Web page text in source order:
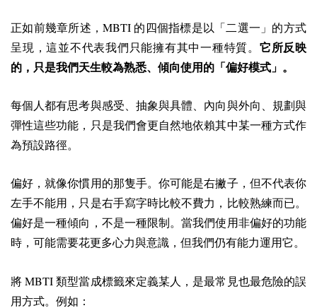
正如前幾章所述，MBTI 的四個指標是以「二選一」的方式
呈現，這並不代表我們只能擁有其中一種特質。 它所反映
的，只是我們天生較為熟悉、傾向使用的「偏好模式」。
每個人都有思考與感受、抽象與具體、內向與外向、規劃與
彈性這些功能，只是我們會更自然地依賴其中某一種方式作
為預設路徑。
偏好，就像你慣用的那隻手。你可能是右撇子，但不代表你
左手不能用，只是右手寫字時比較不費力，比較熟練而已。
偏好是一種傾向，不是一種限制。當我們使用非偏好的功能
時，可能需要花更多心力與意識，但我們仍有能力運用它。
將MBTI類型當成標籤來定義某人，是最常見也最危險的誤
用方式。例如：